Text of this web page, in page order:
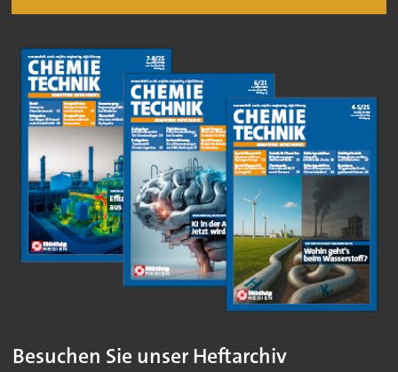
Besuchen Sie unser Heftarchiv